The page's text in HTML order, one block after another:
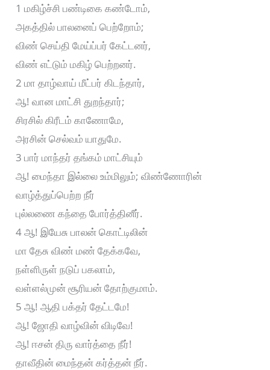
1 மகிழ்ச்சி பண்டிகை கண்டோம்,
அகத்தில் பாலனைப் பெற்றோம்;
விண் செய்தி மேய்ப்பர் கேட்டனர்,
விண் எட்டும் மகிழ் பெற்றனர்.
2 மா தாழ்வாய் மீட்பர் கிடந்தார்,
ஆ! வான மாட்சி துறந்தார்;
சிரசில் கிரீடம் காணோமே,
அரசின் செல்வம் யாதுமே.
3 பார் மாந்தர் தங்கம் மாட்சியும்
ஆ! மைந்தா இல்லை உம்மிலும்; விண்ணோரின்
வாழ்த்துப்பெற்ற நீர்
புல்லணை கந்தை போர்த்தினீர்.
4 ஆ! இயேசு பாலன் கொட்டிலின்
மா தேசு விண் மண் தேக்கவே,
நள்ளிருள் நடுப் பகலாம்,
வள்ளல்முன் சூரியன் தோற்குமாம்.
5 ஆ! ஆதி பக்தர் தேட்டமே!
ஆ! ஜோதி வாழ்வின் விடிவே!
ஆ! ஈசன் திரு வார்த்தை நீர்!
தாவீதின் மைந்தன் கர்த்தன் நீர்.